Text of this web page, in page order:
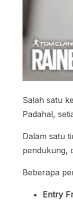
Salah satu
Padahal,
Dalam satu
pendukung,
Beberapa
Entry